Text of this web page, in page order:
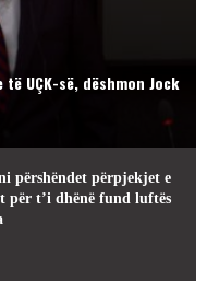
UÇK-së, dëshmon Jock
përshëndet përpjekjet e
për t’i dhënë fund luftës